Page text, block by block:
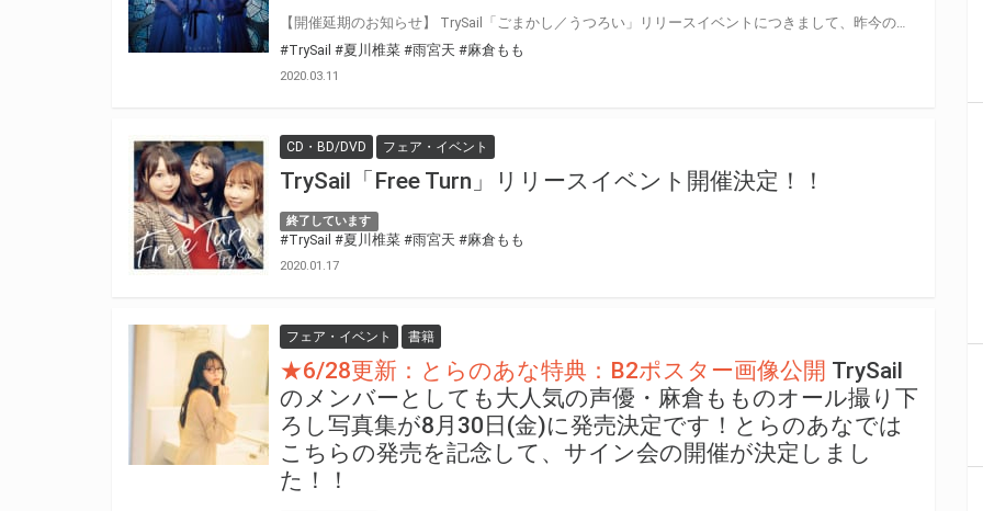
#TrySail #夏川椎菜 #雨宮天 #麻倉もも
2020.03.11
CD・BD/DVD フェア・イベント
TrySail「Free Turn」リリースイベント開催決定！！
終了しています
#TrySail #夏川椎菜 #雨宮天 #麻倉もも
2020.01.17
フェア・イベント 書籍
★6/28更新：とらのあな特典：B2ポスター画像公開 TrySail
のメンバーとしても大人気の声優・麻倉もものオール撮り下
ろし写真集が8月30日(金)に発売決定です！とらのあなでは
こちらの発売を記念して、サイン会の開催が決定しまし
た！！